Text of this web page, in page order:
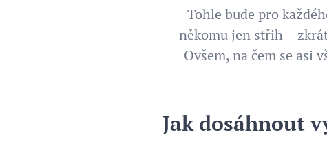
Tohle bude pro
někomu jen střih –
Ovšem, na čem se asi
Jak dosáhnout